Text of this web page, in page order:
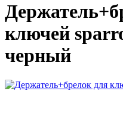
ключей
черный